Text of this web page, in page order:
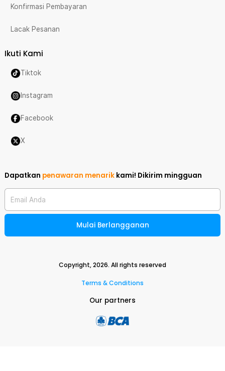
Konfirmasi Pembayaran
Lacak Pesanan
Ikuti Kami
Tiktok
Instagram
Facebook
X
Dapatkan penawaran menarik kami! Dikirim mingguan
Email Anda
Mulai Berlangganan
Copyright,2026. All rights reserved
Terms & Conditions
Our partners